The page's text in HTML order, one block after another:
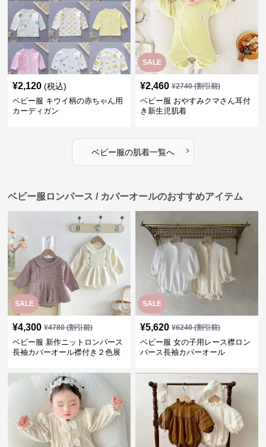
¥2,120 (税込)
ベビー服 キウイ柄の赤ちゃん用
カーディガン
SALE
¥2,460 ¥2740(割引前)
ベビー服 おやすみクマさん耳付
き新生児肌着
ベビー服の肌着一覧へ ›
ベビー服ロンパース / カバーオールのおすすめアイテム
SALE
¥4,300 ¥4780(割引前)
ベビー服 新作ニットロンパース
長袖カバーオール襟付き２色展
SALE
¥5,620 ¥6240(割引前)
ベビー服 女の子用レース襟ロン
パース長袖カバーオール